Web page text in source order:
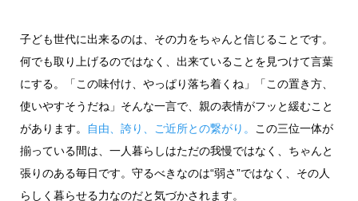
子ども世代に出来るのは、その力をちゃんと信じることです。
何でも取り上げるのではなく、出来ていることを見つけて言葉
にする。「この味付け、やっぱり落ち着くね」「この置き方、
使いやすそうだね」そんな一言で、親の表情がフッと緩むこと
があります。
自由、誇り、ご近所との繋がり。
この三位一体が
揃っている間は、一人暮らしはただの我慢ではなく、ちゃんと
張りのある毎日です。守るべきなのは“弱さ”ではなく、その人
らしく暮らせる力なのだと気づかされます。